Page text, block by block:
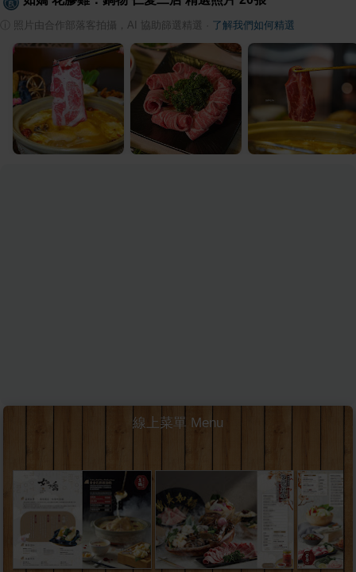
照片由合作部落客拍攝，AI 協助篩選精選 了解我們如何精選
線上菜單 Menu